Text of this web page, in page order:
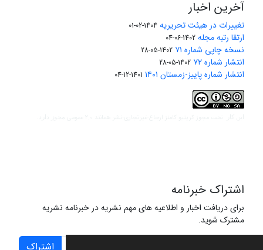
آخرین اخبار
تغییرات در هیئت تحریریه 1404-02-01
ارتقا رتبه مجله 1402-06-04
نسخه چاپی شماره ۷۱ 1402-05-28
انتشار شماره ۷۲ 1402-05-28
انتشار شماره پاییز-زمستان ۱۴۰۱ 1401-12-04
اشتراک خبرنامه
برای دریافت اخبار و اطلاعیه های مهم نشریه در خبرنامه نشریه
مشترک شوید.
اشتراک